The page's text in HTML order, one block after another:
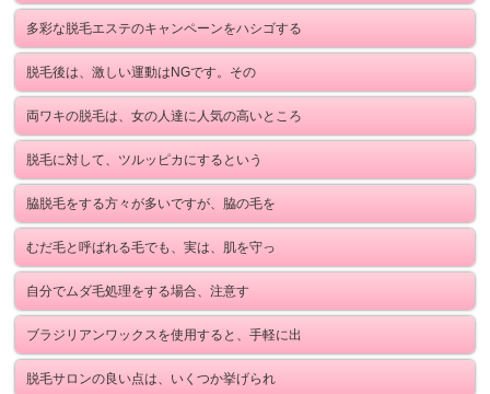
多彩な脱毛エステのキャンペーンをハシゴする
脱毛後は、激しい運動はNGです。その
両ワキの脱毛は、女の人達に人気の高いところ
脱毛に対して、ツルッピカにするという
脇脱毛をする方々が多いですが、脇の毛を
むだ毛と呼ばれる毛でも、実は、肌を守っ
自分でムダ毛処理をする場合、注意す
ブラジリアンワックスを使用すると、手軽に出
脱毛サロンの良い点は、いくつか挙げられ